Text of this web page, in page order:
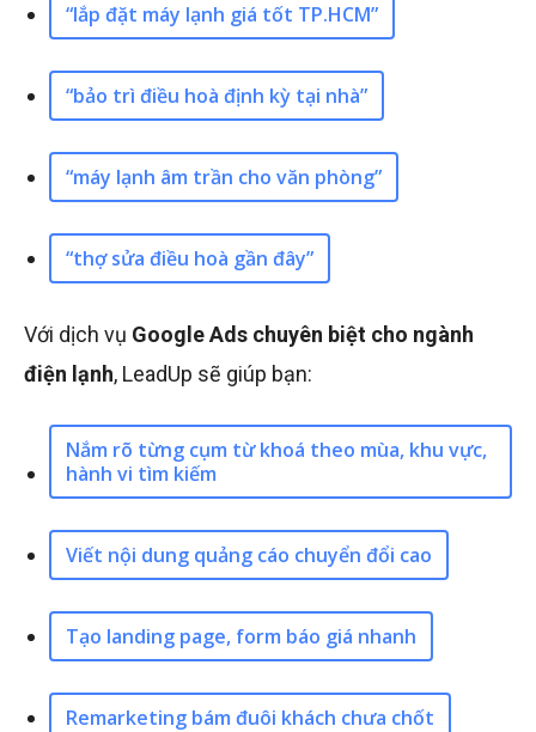
“lắp đặt máy lạnh giá tốt TP.HCM”
“bảo trì điều hoà định kỳ tại nhà”
“máy lạnh âm trần cho văn phòng”
“thợ sửa điều hoà gần đây”
Với dịch vụ Google Ads chuyên biệt cho ngành
điện lạnh, LeadUp sẽ giúp bạn:
Nắm rõ từng cụm từ khoá theo mùa, khu vực,
hành vi tìm kiếm
Viết nội dung quảng cáo chuyển đổi cao
Tạo landing page, form báo giá nhanh
Remarketing bám đuôi khách chưa chốt